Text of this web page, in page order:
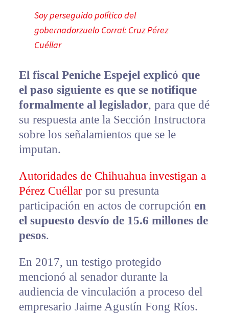
Soy perseguido político del
gobernadorzuelo Corral: Cruz Pérez
Cuéllar
El fiscal Peniche Espejel explicó que
el paso siguiente es que se notifique
formalmente al legislador, para que dé
su respuesta ante la Sección Instructora
sobre los señalamientos que se le
imputan.
Autoridades de Chihuahua investigan a
Pérez Cuéllarpor su presunta
participación en actos de corrupción en
el supuesto desvío de 15.6 millones de
pesos.
En 2017, un testigo protegido
mencionó al senador durante la
audiencia de vinculación a proceso del
empresario Jaime Agustín Fong Ríos.